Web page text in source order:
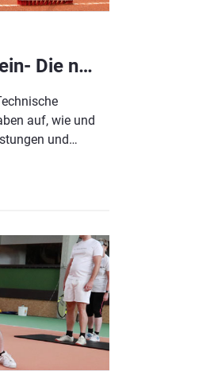
Sicherheit im Verein- Die neue Norm DIN TS79183
auf, wie und
und
Sie gibt